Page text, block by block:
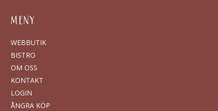
MENY
WEBBUTIK
BISTRO
OM OSS
KONTAKT
LOGIN
ÅNGRA KÖP